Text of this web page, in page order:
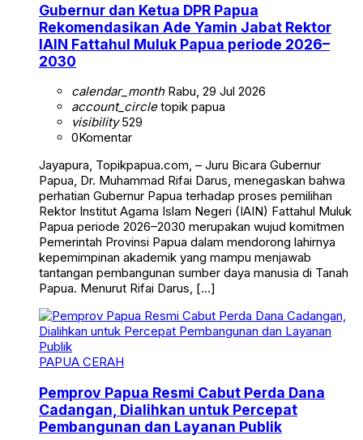
Gubernur dan Ketua DPR Papua
Rekomendasikan Ade Yamin Jabat Rektor
IAIN Fattahul Muluk Papua periode 2026–
2030
calendar_monthRabu, 29 Jul 2026
account_circletopik papua
visibility529
0Komentar
Jayapura, Topikpapua.com, – Juru Bicara Gubernur
Papua, Dr. Muhammad Rifai Darus, menegaskan bahwa
perhatian Gubernur Papua terhadap proses pemilihan
Rektor Institut Agama Islam Negeri (IAIN) Fattahul Muluk
Papua periode 2026–2030 merupakan wujud komitmen
Pemerintah Provinsi Papua dalam mendorong lahirnya
kepemimpinan akademik yang mampu menjawab
tantangan pembangunan sumber daya manusia di Tanah
Papua. Menurut Rifai Darus, […]
PAPUA CERAH
Pemprov Papua Resmi Cabut Perda Dana
Cadangan, Dialihkan untuk Percepat
Pembangunan dan Layanan Publik